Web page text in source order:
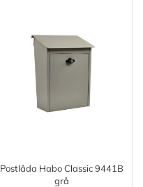
Postlåda Habo Classic 9441B
grå